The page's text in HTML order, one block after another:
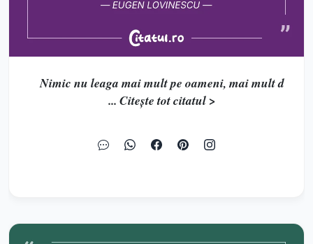
Nimic nu leaga mai mult pe oameni, mai mult d
... Citește tot citatul >